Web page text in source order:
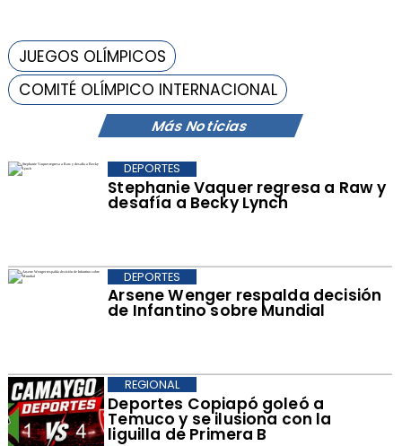
Más Noticias
Stephanie Vaquer regresa a Raw y
desafía a Becky Lynch
DEPORTES
Arsene Wenger respalda decisión
de Infantino sobre Mundial
DEPORTES
Deportes Copiapó goleó a
Temuco y se ilusiona con la
liguilla de Primera B
REGIONAL
JUEGOS OLÍMPICOS
COMITÉ OLÍMPICO INTERNACIONAL